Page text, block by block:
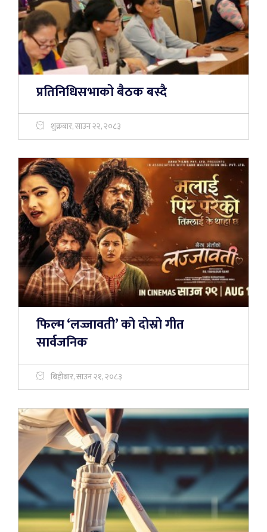
प्रतिनिधिसभाको बैठक बस्दै
शुक्रबार, साउन २२, २०८३
फिल्म ‘लज्जावती’ को दोस्रो गीत
सार्वजनिक
बिहीबार, साउन २१, २०८३